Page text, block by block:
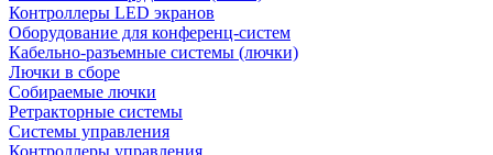
Контроллеры LED экранов
Оборудование для конференц-систем
Кабельно-разъемные системы (лючки)
Лючки в сборе
Собираемые лючки
Ретракторные системы
Системы управления
Контроллеры управления